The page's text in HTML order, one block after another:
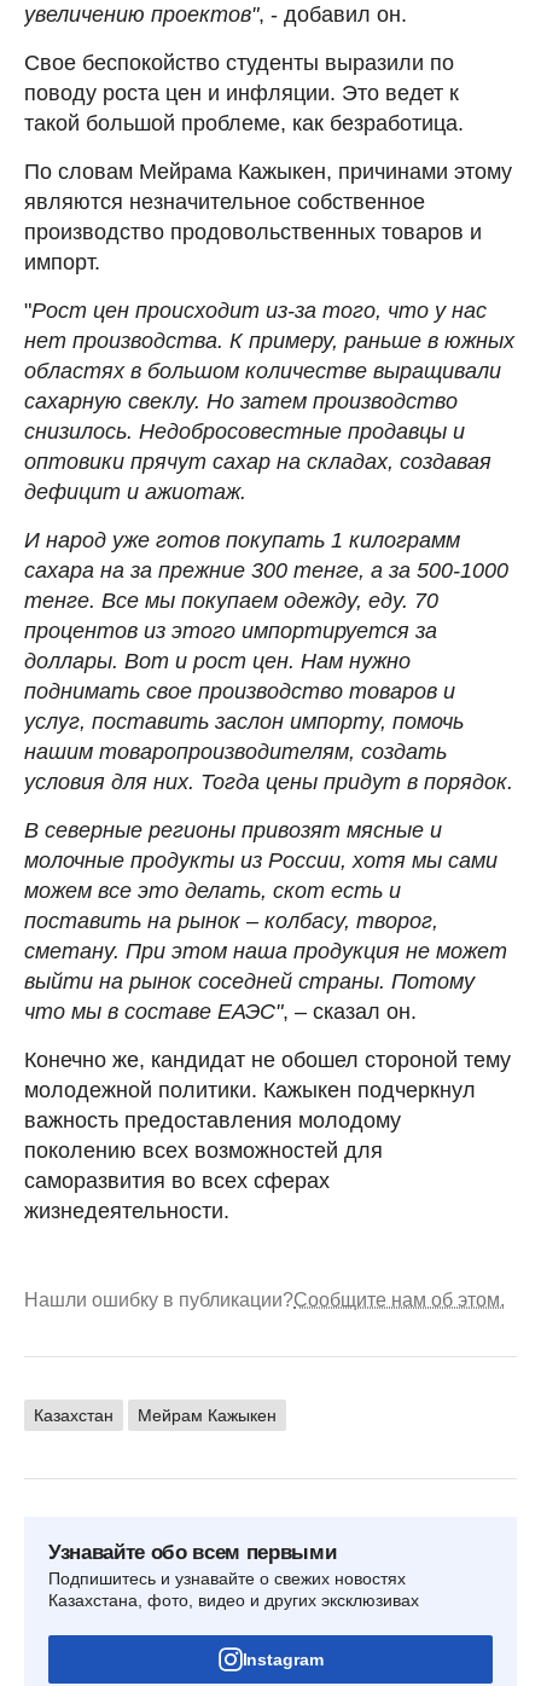
увеличению проектов", - добавил он.
Свое беспокойство студенты выразили по
поводу роста цен и инфляции. Это ведет к
такой большой проблеме, как безработица.
По словам Мейрама Кажыкен, причинами этому
являются незначительное собственное
производство продовольственных товаров и
импорт.
"Рост цен происходит из-за того, что у нас
нет производства. К примеру, раньше в южных
областях в большом количестве выращивали
сахарную свеклу. Но затем производство
снизилось. Недобросовестные продавцы и
оптовики прячут сахар на складах, создавая
дефицит и ажиотаж.
И народ уже готов покупать 1 килограмм
сахара на за прежние 300 тенге, а за 500-1000
тенге. Все мы покупаем одежду, еду. 70
процентов из этого импортируется за
доллары. Вот и рост цен. Нам нужно
поднимать свое производство товаров и
услуг, поставить заслон импорту, помочь
нашим товаропроизводителям, создать
условия для них. Тогда цены придут в порядок.
В северные регионы привозят мясные и
молочные продукты из России, хотя мы сами
можем все это делать, скот есть и
поставить на рынок – колбасу, творог,
сметану. При этом наша продукция не может
выйти на рынок соседней страны. Потому
что мы в составе ЕАЭС", – сказал он.
Конечно же, кандидат не обошел стороной тему
молодежной политики. Кажыкен подчеркнул
важность предоставления молодому
поколению всех возможностей для
саморазвития во всех сферах
жизнедеятельности.
Нашли ошибку в публикации?Сообщите нам об этом.
Казахстан Мейрам Кажыкен
Узнавайте обо всем первыми
Подпишитесь и узнавайте о свежих новостях
Казахстана, фото, видео и других эксклюзивах
Instagram